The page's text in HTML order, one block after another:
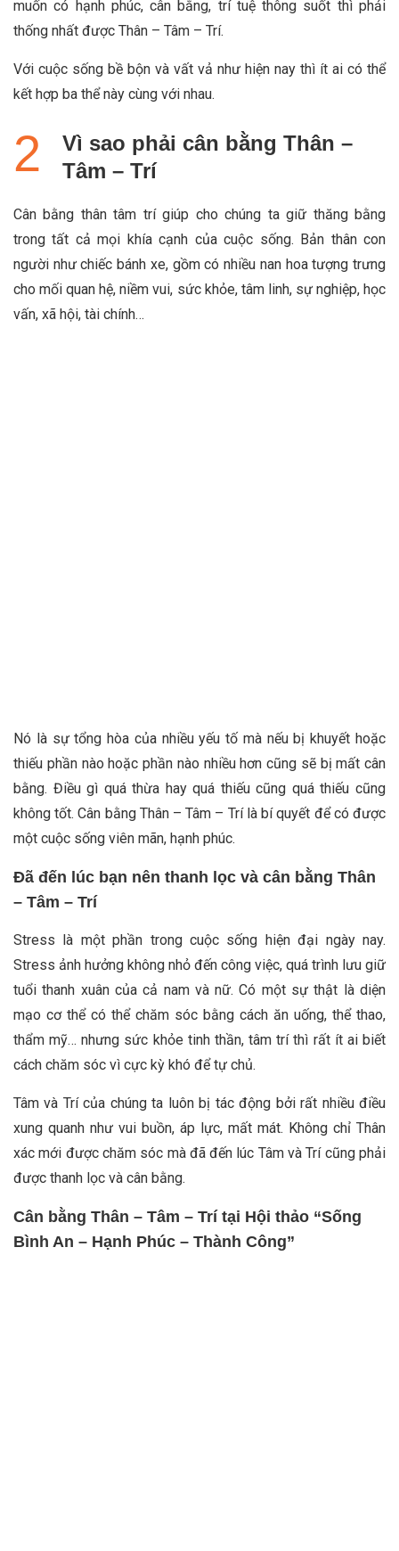
muốn có hạnh phúc, cân bằng, trí tuệ thông suốt thì phải
thống nhất được Thân – Tâm – Trí.
Với cuộc sống bề bộn và vất vả như hiện nay thì ít ai có thể
kết hợp ba thể này cùng với nhau.
Vì sao phải cân bằng Thân –
Tâm – Trí
Cân bằng thân tâm trí giúp cho chúng ta giữ thăng bằng
trong tất cả mọi khía cạnh của cuộc sống. Bản thân con
người như chiếc bánh xe, gồm có nhiều nan hoa tượng trưng
cho mối quan hệ, niềm vui, sức khỏe, tâm linh, sự nghiệp, học
vấn, xã hội, tài chính…
Nó là sự tổng hòa của nhiều yếu tố mà nếu bị khuyết hoặc
thiếu phần nào hoặc phần nào nhiều hơn cũng sẽ bị mất cân
bằng. Điều gì quá thừa hay quá thiếu cũng quá thiếu cũng
không tốt. Cân bằng Thân – Tâm – Trí là bí quyết để có được
một cuộc sống viên mãn, hạnh phúc.
Đã đến lúc bạn nên thanh lọc và cân bằng Thân
– Tâm – Trí
Stress là một phần trong cuộc sống hiện đại ngày nay.
Stress ảnh hưởng không nhỏ đến công việc, quá trình lưu giữ
tuổi thanh xuân của cả nam và nữ. Có một sự thật là diện
mạo cơ thể có thể chăm sóc bằng cách ăn uống, thể thao,
thẩm mỹ… nhưng sức khỏe tinh thần, tâm trí thì rất ít ai biết
cách chăm sóc vì cực kỳ khó để tự chủ.
Tâm và Trí của chúng ta luôn bị tác động bởi rất nhiều điều
xung quanh như vui buồn, áp lực, mất mát. Không chỉ Thân
xác mới được chăm sóc mà đã đến lúc Tâm và Trí cũng phải
được thanh lọc và cân bằng.
Cân bằng Thân – Tâm – Trí tại Hội thảo “Sống
Bình An – Hạnh Phúc – Thành Công”